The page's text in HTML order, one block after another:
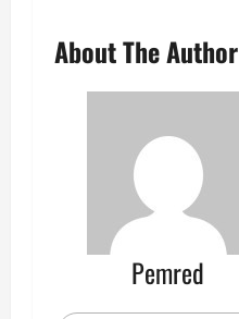
About The Author
Pemred